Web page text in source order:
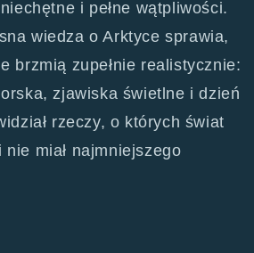
i pełne wątpliwości.
wiedza o Arktyce sprawia,
brzmią zupełnie realistycznie:
zjawiska świetlne i dzień
rzeczy, o których świat
miał najmniejszego